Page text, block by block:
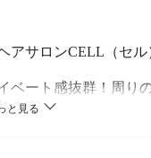
アサロンCELL（セ
ベート感抜群！周り
ます。